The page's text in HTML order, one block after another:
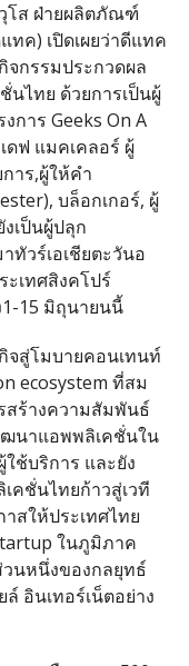
โส ฝ่ายผลิตภัณฑ์
ค) เปิดเผยว่าดีแทค
กิจกรรมประกวดผล
ไทย ด้วยการเป็นผู้
การ Geeks On A
ดฟ แมคเคลอร์ ผู้
าร,ผู้ให้คำ
บล็อกเกอร์, ผู้
เป็นผู้ปลุก
ทัวร์เอเชียตะวันอ
ะเทศสิงคโปร์
1-15 มิถุนายนนี้
จสู่โมบายคอนเทนท์
ecosystem ที่สม
สร้างความสัมพันธ์
นาแอพพลิเคชั่นใน
ช้บริการ และยัง
คชั่นไทยก้าวสู่เวที
าสให้ประเทศไทย
ในภูมิภาค
นหนึ่งของกลยุทธ์
ล์ อินเทอร์เน็ตอย่าง